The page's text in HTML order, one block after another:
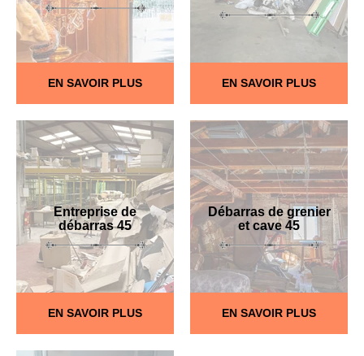
EN SAVOIR PLUS EN SAVOIR PLUS
Entreprise de
débarras 45
EN SAVOIR PLUS
Débarras de grenier
et cave 45
EN SAVOIR PLUS